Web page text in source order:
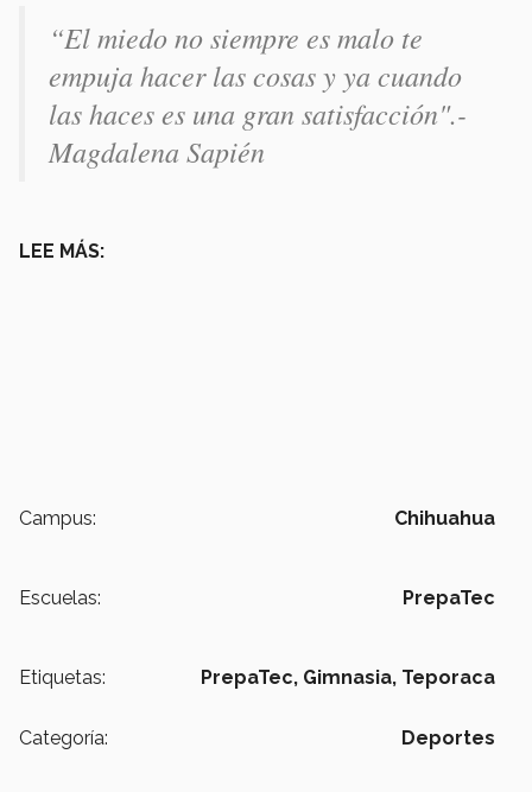
“El miedo no siempre es malo te
empuja hacer las cosas y ya cuando
las haces es una gran satisfacción".-
Magdalena Sapién
LEE MÁS:
Campus: Chihuahua
Escuelas: PrepaTec
Etiquetas: PrepaTec, Gimnasia, Teporaca
Categoría: Deportes